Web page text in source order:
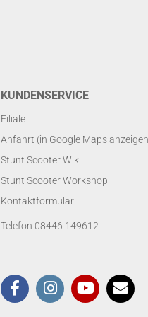
KUNDENSERVICE
Filiale
Anfahrt (in Google Maps
Stunt Scooter Wiki
Stunt Scooter Workshop
Kontaktformular
Telefon 08446 149612